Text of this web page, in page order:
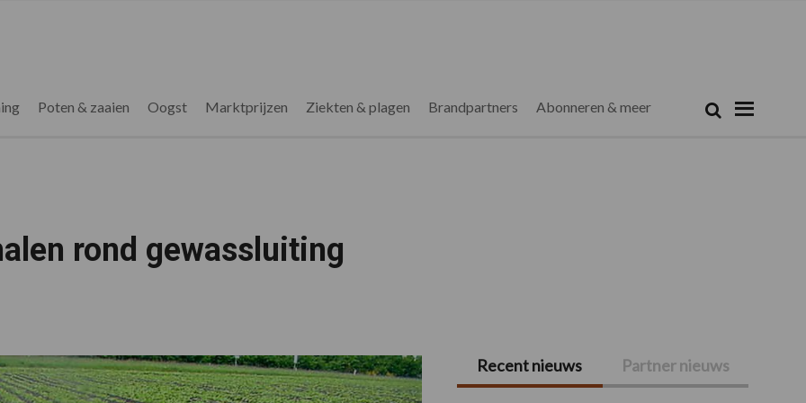
Poten & zaaien Oogst Marktprijzen Ziekten & plagen Brandpartners Abonneren & meer Zoek
rond gewassluiting
Primaire
Recent nieuws Partner nieuws